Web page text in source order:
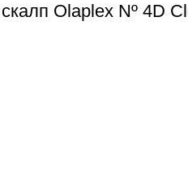
Olaplex Nº 4D